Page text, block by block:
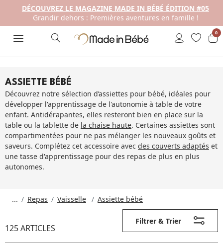
DÉCOUVREZ LE MAGAZINE MADE IN BÉBÉ ÉDITION #05
Grandir dehors : Premières aventures en famille !
0
ASSIETTE BÉBÉ
Découvrez notre sélection d’assiettes pour bébé, idéales pour
développer l'apprentissage de l'autonomie à table de votre
enfant. Antidérapantes, elles resteront bien en place sur la
table ou la tablette de la chaise haute. Certaines assiettes sont
compartimentées pour ne pas mélanger les nouveaux goûts et
saveurs. Complétez cet accessoire avec des couverts adaptés et
une tasse d'apprentissage pour des repas de plus en plus
autonomes.
... Repas Vaisselle Assiette bébé
125 ARTICLES
Filtrer & Trier